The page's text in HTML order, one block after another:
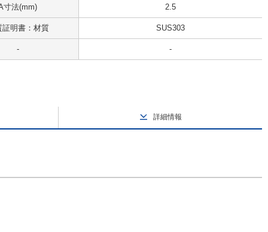
寸法(mm) 2.5
証明書：材質 SUS303
- -
詳細情報